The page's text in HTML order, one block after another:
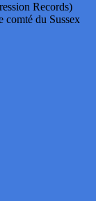
Records)
comté du Sussex